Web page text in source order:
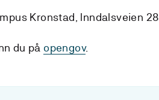
Kronstad, Inndalsveien 28
du på opengov.